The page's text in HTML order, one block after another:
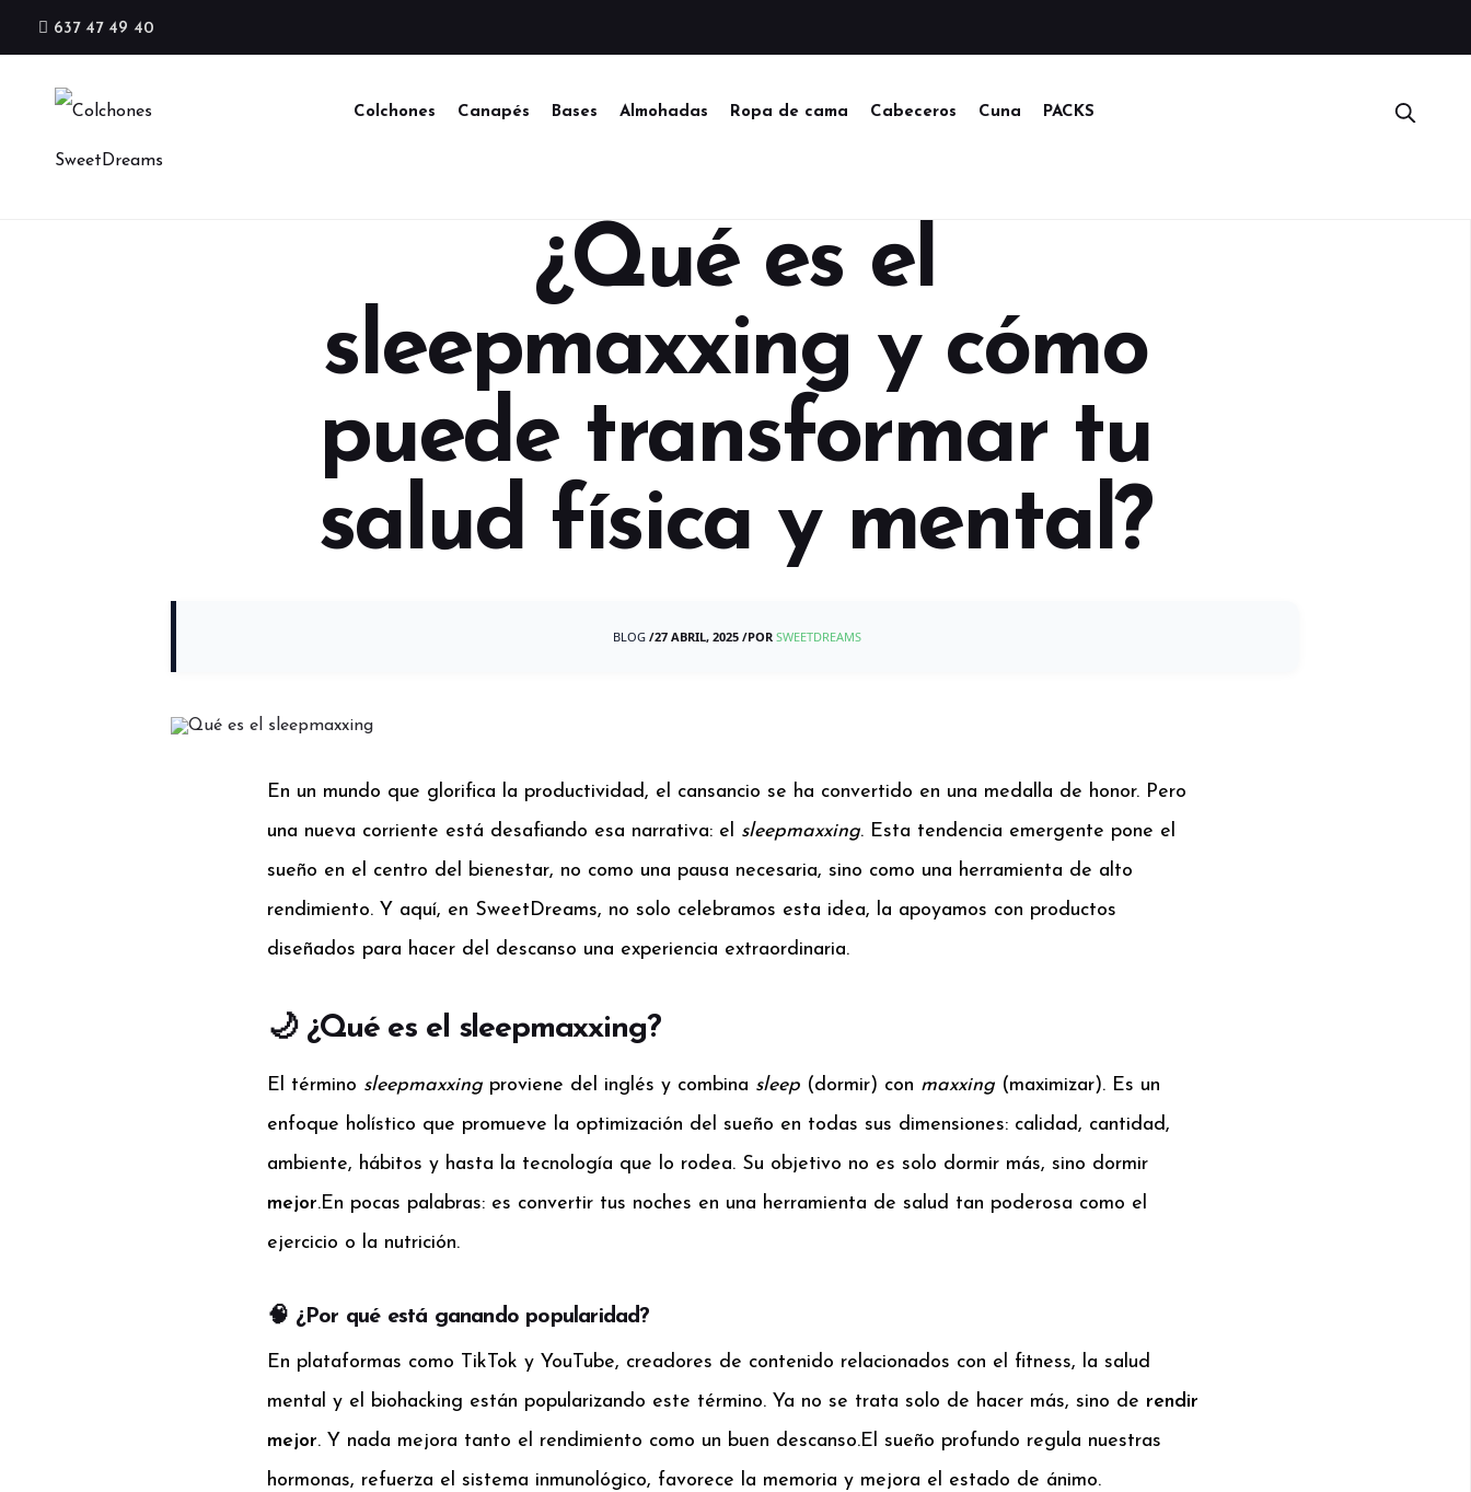
637 47 49 40
Colchones Canapés Bases Almohadas Ropa de cama Cabeceros Cuna PACKS
¿Qué es el
sleepmaxxing y cómo
puede transformar tu
salud física y mental?
BLOG /27 ABRIL, 2025 /PORSWEETDREAMS
En un mundo que glorifica la productividad, el cansancio se ha convertido en una medalla de honor. Pero
una nueva corriente está desafiando esa narrativa: el sleepmaxxing. Esta tendencia emergente pone el
sueño en el centro del bienestar, no como una pausa necesaria, sino como una herramienta de alto
rendimiento. Y aquí, en SweetDreams, no solo celebramos esta idea, la apoyamos con productos
diseñados para hacer del descanso una experiencia extraordinaria.
🌙 ¿Qué es el sleepmaxxing?
El término sleepmaxxing proviene del inglés y combina sleep (dormir) con maxxing (maximizar). Es un
enfoque holístico que promueve la optimización del sueño en todas sus dimensiones: calidad, cantidad,
ambiente, hábitos y hasta la tecnología que lo rodea. Su objetivo no es solo dormir más, sino dormir
mejor.En pocas palabras: es convertir tus noches en una herramienta de salud tan poderosa como el
ejercicio o la nutrición.
🧠 ¿Por qué está ganando popularidad?
En plataformas como TikTok y YouTube, creadores de contenido relacionados con el fitness, la salud
mental y el biohacking están popularizando este término. Ya no se trata solo de hacer más, sino de rendir
mejor. Y nada mejora tanto el rendimiento como un buen descanso.El sueño profundo regula nuestras
hormonas, refuerza el sistema inmunológico, favorece la memoria y mejora el estado de ánimo.